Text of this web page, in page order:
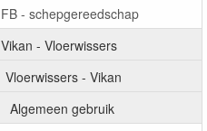
FB - schepgereedschap
Vikan - Vloerwissers
Vloerwissers - Vikan
Algemeen gebruik